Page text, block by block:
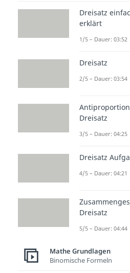
Wichtige
Video
Du willst
ist? Dann
Wenn du
anstatt Texte
einfach hier
Jetzt neu:
Wissen mit
Dreisatz
erklärt
1/5 – Dauer: 03:52
Dreisatz
2/5 – Dauer: 03:54
Dreisatz
3/5 – Dauer: 04:25
Dreisatz
4/5 – Dauer: 04:21
Dreisatz
5/5 – Dauer: 04:44
Mathe Grundlagen
Binomische Formeln